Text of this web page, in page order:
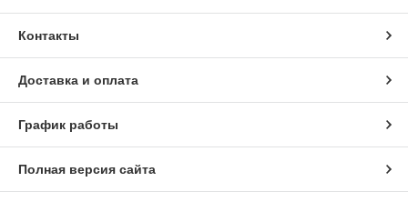
Контакты
Доставка и оплата
График работы
Полная версия сайта